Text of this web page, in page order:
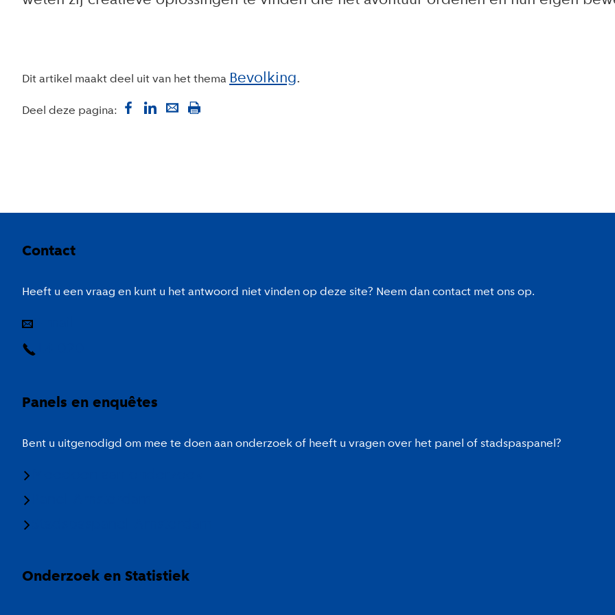
Dit artikel maakt deel uit van het thema Bevolking
Deel deze pagina:
Contact
Heeft u een vraag en kunt u het antwoord niet vinden op deze site? Neem dan contact met ons op.
Panels en enquêtes
Bent u uitgenodigd om mee te doen aan onderzoek of heeft u vragen over het panel of stadspaspanel?
Onderzoek en Statistiek